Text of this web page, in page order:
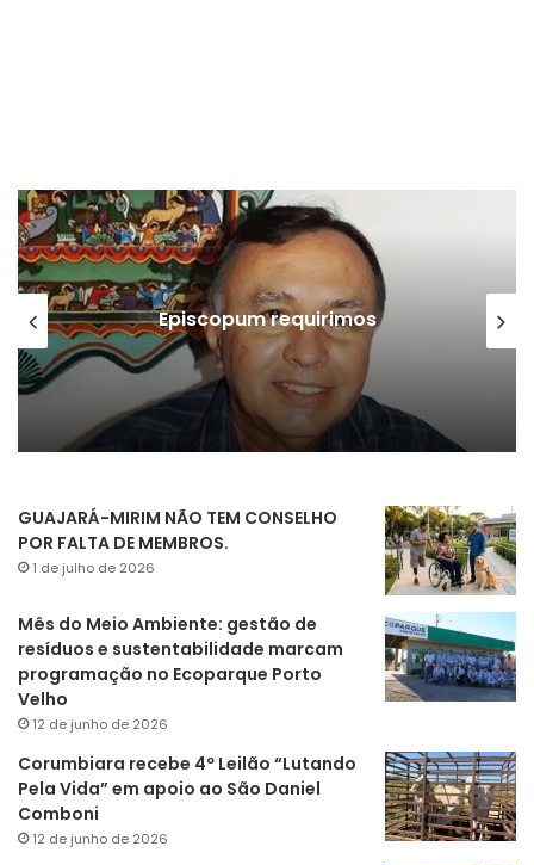
Episcopum requirimos
GUAJARÁ-MIRIM NÃO TEM CONSELHO
POR FALTA DE MEMBROS.
1 de julho de 2026
Mês do Meio Ambiente: gestão de
resíduos e sustentabilidade marcam
programação no Ecoparque Porto
Velho
12 de junho de 2026
Corumbiara recebe 4º Leilão “Lutando
Pela Vida” em apoio ao São Daniel
Comboni
12 de junho de 2026